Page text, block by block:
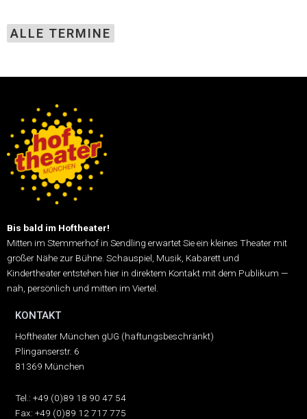
ALLE TERMINE
Bis bald im Hoftheater!
Mitten im Stemmerhof in Sendling erwartet Sie ein kleines Theater mit
großer Nähe zur Bühne. Schauspiel, Musik, Kabarett und
Kindertheater entstehen hier in direktem Kontakt mit dem Publikum —
nah, persönlich und mitten im Viertel.
KONTAKT
Hoftheater München gUG (haftungsbeschränkt)
Plinganserstr. 6
81369 München
Tel.: +49 (0)89 18 90 47 54
Fax: +49 (0)89 12 717 775